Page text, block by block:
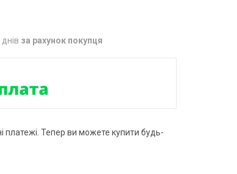
за рахунок покупця
платежі. Тепер ви можете купити будь-